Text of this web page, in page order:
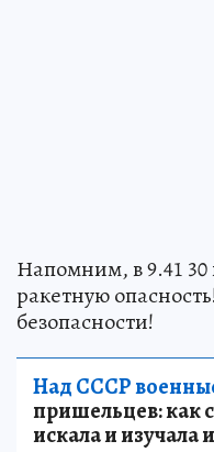
Напомним, в 9.41
ракетную
безопасности!
Над СССР
пришельцев: как
искала и изучала